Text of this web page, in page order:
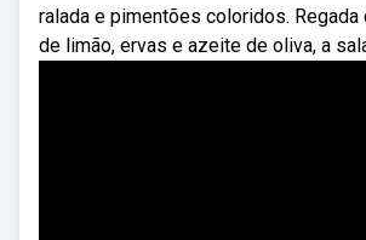
ralada e pimentões coloridos. Regada
de limão, ervas e azeite de oliva, a